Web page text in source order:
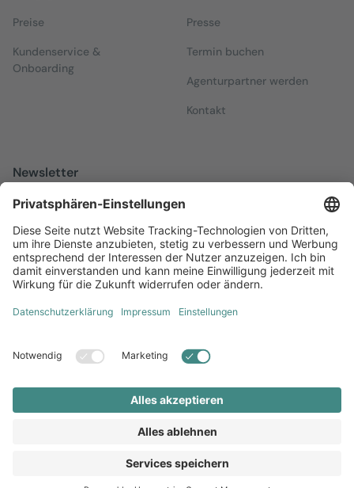
Preise
Kundenservice &
Onboarding
Presse
Termin buchen
Agenturpartner werden
Kontakt
Newsletter
Melden Sie sich zu unserem kostenfreien Newsletter an, der Sie
über alles Wissenswerte rund um Local Marketing auf dem
Laufenden hält.
AGB Impressum